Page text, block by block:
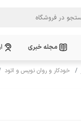
مجله خبری
خودکار و روان نویس و اتود